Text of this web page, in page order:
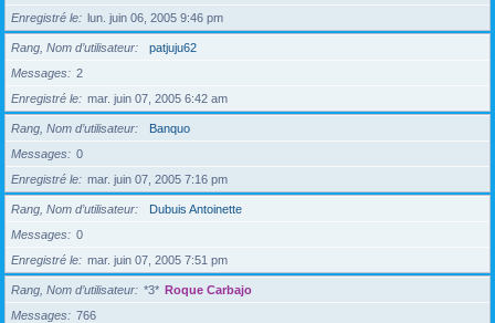
Enregistré le
lun. juin 06, 2005 9:46 pm
Rang, Nom d’utilisateur
patjuju62
Messages
2
Enregistré le
mar. juin 07, 2005 6:42 am
Rang, Nom d’utilisateur
Banquo
Messages
0
Enregistré le
mar. juin 07, 2005 7:16 pm
Rang, Nom d’utilisateur
Dubuis Antoinette
Messages
0
Enregistré le
mar. juin 07, 2005 7:51 pm
Rang, Nom d’utilisateur *3* Roque Carbajo
Messages
766